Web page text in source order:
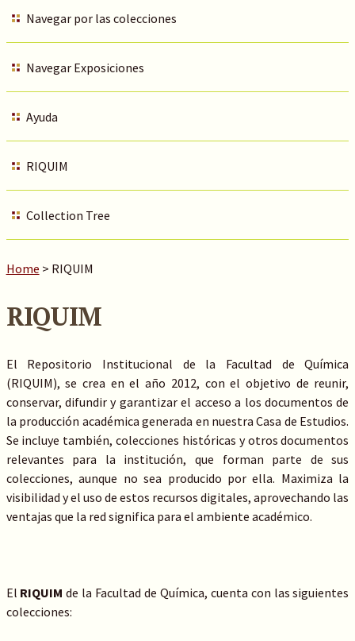
Navegar por las colecciones
Navegar Exposiciones
Ayuda
RIQUIM
Collection Tree
Home > RIQUIM
RIQUIM
El Repositorio Institucional de la Facultad de Química
(RIQUIM), se crea en el año 2012, con el objetivo de reunir,
conservar, difundir y garantizar el acceso a los documentos de
la producción académica generada en nuestra Casa de Estudios.
Se incluye también, colecciones históricas y otros documentos
relevantes para la institución, que forman parte de sus
colecciones, aunque no sea producido por ella. Maximiza la
visibilidad y el uso de estos recursos digitales, aprovechando las
ventajas que la red significa para el ambiente académico.
El RIQUIMde la Facultad de Química, cuenta con las siguientes
colecciones: